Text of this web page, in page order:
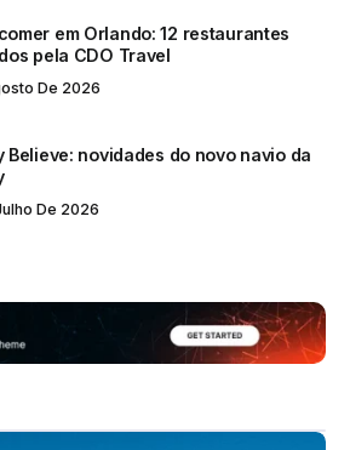
em Orlando: 12 restaurantes
pela CDO Travel
De 2026
Believe: novidades do novo navio da
De 2026